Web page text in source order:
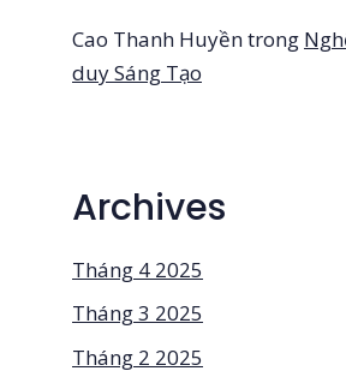
Cao Thanh Huyềntrong
duy Sáng Tạo
Archives
Tháng 4 2025
Tháng 3 2025
Tháng 2 2025